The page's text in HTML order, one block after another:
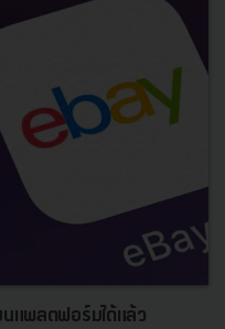
แพลตฟอร์มได้แล้ว